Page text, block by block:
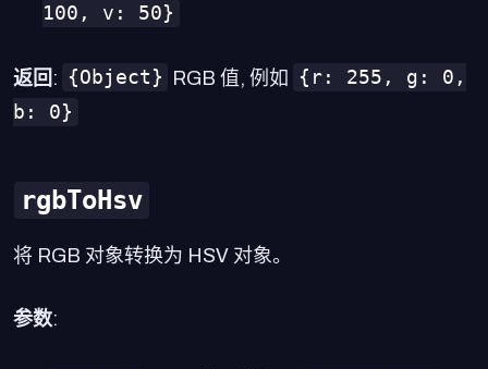
100, v: 50}
返回 : {Object} RGB 值, 例如
{r: 255, g: 0,
b: 0}
rgbToHsv
将 RGB 对象转换为 HSV 对象。
参数: